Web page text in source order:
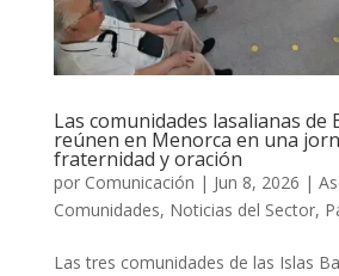
Las comunidades lasalianas de
reúnen en Menorca en una
fraternidad y oración
por Comunicación | Jun 8, 2026 |
Comunidades, Noticias del Sector,
Las tres comunidades de las Islas